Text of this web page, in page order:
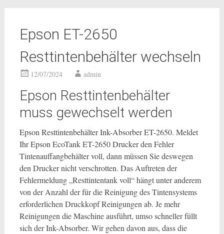
Epson ET-2650
Resttintenbehälter wechseln
12/07/2024 admin
Epson Resttintenbehälter
muss gewechselt werden
Epson Resttintenbehälter Ink-Absorber ET-2650. Meldet
Ihr Epson EcoTank ET-2650 Drucker den Fehler
Tintenauffangbehälter voll, dann müssen Sie deswegen
den Drucker nicht verschrotten. Das Auftreten der
Fehlermeldung „Resttintentank voll“ hängt unter anderem
von der Anzahl der für die Reinigung des Tintensystems
erforderlichen Druckkopf Reinigungen ab. Je mehr
Reinigungen die Maschine ausführt, umso schneller füllt
sich der Ink-Absorber. Wir gehen davon aus, dass die